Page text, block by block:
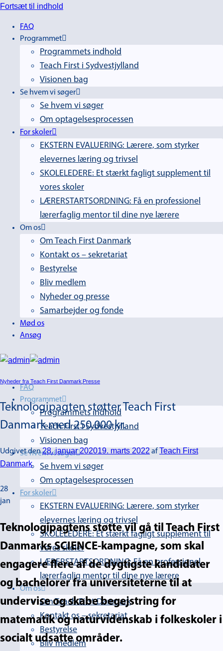
Fortsæt til indhold
FAQ
Programmet
Programmets indhold
Teach First i Sydvestjylland
Visionen bag
Se hvem vi søger
Se hvem vi søger
Om optagelsesprocessen
For skoler
EKSTERN EVALUERING: Lærere, som styrker
elevernes læring og trivsel
SKOLELEDERE: Et stærkt fagligt supplement til
vores skoler
LÆRERSTARTSORDNING: Få en professionel
lærerfaglig mentor til dine nye lærere
Om os
Om Teach First Danmark
Kontakt os – sekretariat
Bestyrelse
Bliv medlem
Nyheder og presse
Samarbejder og fonde
Mød os
Ansøg
FAQ
Programmet
Programmets indhold
Teach First i Sydvestjylland
Visionen bag
Se hvem vi søger
Se hvem vi søger
Om optagelsesprocessen
For skoler
EKSTERN EVALUERING: Lærere, som styrker
elevernes læring og trivsel
SKOLELEDERE: Et stærkt fagligt supplement til
vores skoler
LÆRERSTARTSORDNING: Få en professionel
lærerfaglig mentor til dine nye lærere
Om os
Om Teach First Danmark
Kontakt os – sekretariat
Bestyrelse
Bliv medlem
Nyheder fra Teach First Danmark,Presse
Teknologipagten støtter Teach First
Danmark med 250.000 kr.
Udgivet den28. januar 202019. marts 2022afTeach First
Danmark
28
jan
Teknologipagtens støtte vil gå til Teach First
Danmarks SCIENCE-kampagne, som skal
engagere flere af de dygtigste kandidater
og bachelorer fra universiteterne til at
undervise og skabe begejstring for
matematik og naturvidenskab i folkeskoler i
socialt udsatte områder.